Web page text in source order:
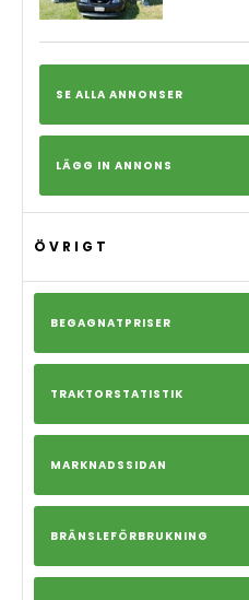
SE ALLA ANNONSER
LÄGG IN ANNONS
ÖVRIGT
BEGAGNATPRISER
TRAKTORSTATISTIK
MARKNADSSIDAN
BRÄNSLEFÖRBRUKNING